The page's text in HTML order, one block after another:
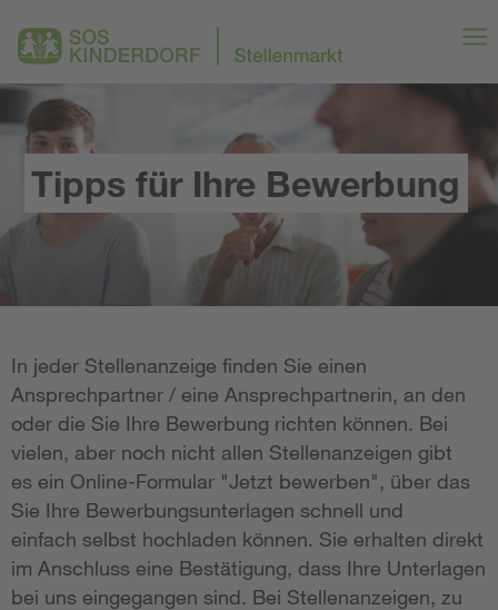
Tipps für Ihre Bewerbung
In jeder Stellenanzeige finden Sie einen
Ansprechpartner / eine Ansprechpartnerin, an den
oder die Sie Ihre Bewerbung richten können. Bei
vielen, aber noch nicht allen Stellenanzeigen gibt
es ein Online-Formular "Jetzt bewerben", über das
Sie Ihre Bewerbungsunterlagen schnell und
einfach selbst hochladen können. Sie erhalten direkt
im Anschluss eine Bestätigung, dass Ihre Unterlagen
bei uns eingegangen sind. Bei Stellenanzeigen, zu